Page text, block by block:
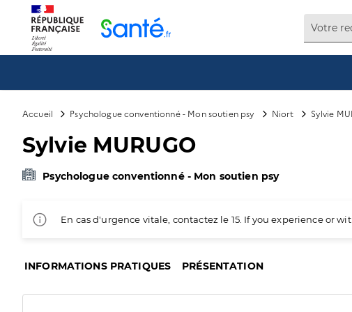
Accueil Psychologue conventionné - Mon soutien psy Niort Sylvie
Sylvie MURUGO
Psychologue conventionné - Mon soutien psy
En cas d'urgence vitale, contactez le 15. If you experience or
INFORMATIONS PRATIQUES PRÉSENTATION
Panneau de gestion des cookies